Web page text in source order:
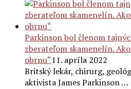
Parkinson bol členom
zberateľom skamenelín.
obrnu“11. apríla 2022
Britský lekár, chirurg,
aktivista James Parkinson …